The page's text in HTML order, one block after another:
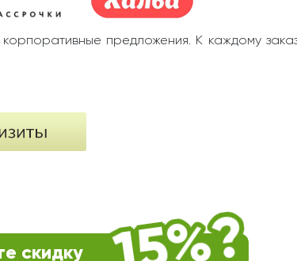
предложения. К каждому
скидку